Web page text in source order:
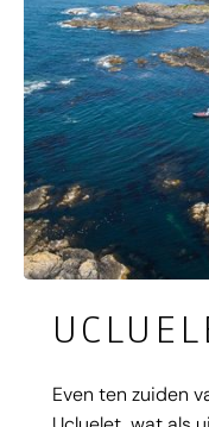
Even ten zuiden